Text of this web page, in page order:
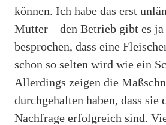
können. Ich habe das erst
Mutter – den Betrieb gibt es ja
besprochen, dass eine
schon so selten wird wie ein
Allerdings zeigen die
durchgehalten haben, dass sie
Nachfrage erfolgreich sind.